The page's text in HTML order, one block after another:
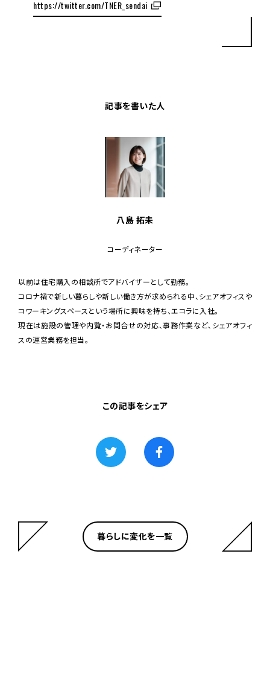
https://twitter.com/TNER_sendai
記事を書いた人
八島 拓未
コーディネーター
以前は住宅購入の相談所でアドバイザーとして勤務。
コロナ禍で新しい暮らしや新しい働き方が求められる中、シェアオフィスや
コワーキングスペースという場所に興味を持ち、エコラに入社。
現在は施設の管理や内覧・お問合せの対応、事務作業など、シェアオフィ
スの運営業務を担当。
この記事をシェア
暮らしに変化を一覧